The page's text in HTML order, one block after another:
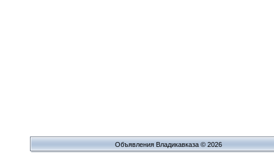
Объявления Владикавказа © 2026